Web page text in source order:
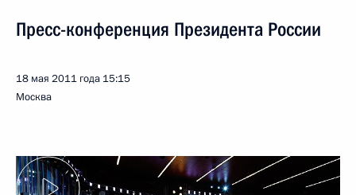
Пресс-конференция Президента России
18 мая 2011 года 15:15
Москва